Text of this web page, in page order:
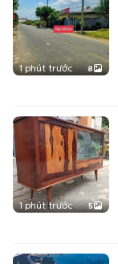
1 phút trước 8
1 phút trước 5